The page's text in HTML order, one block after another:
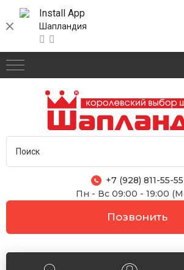
Install App
Шапландия
+7 (928) 811-55-55
Пн - Вс 09:00 - 19:00
Позвонить